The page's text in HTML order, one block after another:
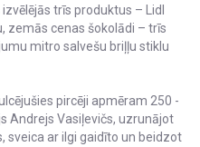
trīs produktus – Lidl
zemās cenas šokolādi – trīs
mitro salvešu briļļu stiklu
pircēji apmēram 250 -
Andrejs Vasiļevičs, uzrunājot
sveica ar ilgi gaidīto un beidzot